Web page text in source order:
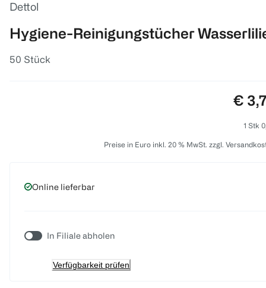
Dettol
Hygiene-Reinigungstücher
50 Stück
€
1 Stk
Preise in Euro inkl. 20 % MwSt. zzgl.
Online lieferbar
In Filiale abholen
Verfügbarkeit prüfen